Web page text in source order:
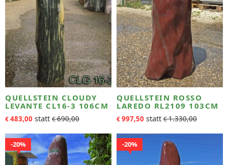
QUELLSTEIN CLOUDY
LEVANTE CL16-3 106CM
€483,00 €690,00
QUELLSTEIN ROSSO
LAREDO RL2109 103CM
€997,50 €1.330,00
20% 20%